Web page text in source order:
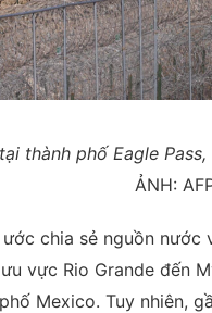
thành phố Eagle
ẢNH:
chia sẻ nguồn nước
vực Rio Grande đến
Mexico. Tuy nhiên,